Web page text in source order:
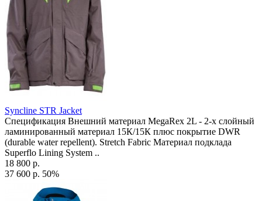
Syncline STR Jacket
Спецификация Внешний материал MegaRex 2L - 2-х слойный
ламинированный материал 15К/15К плюс покрытие DWR
(durable water repellent). Stretch Fabric Материал подклада
Superflo Lining System ..
18 800 р.
37 600 р. 50%